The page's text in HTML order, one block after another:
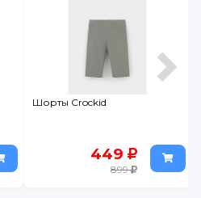
Шорты Crockid
449
899